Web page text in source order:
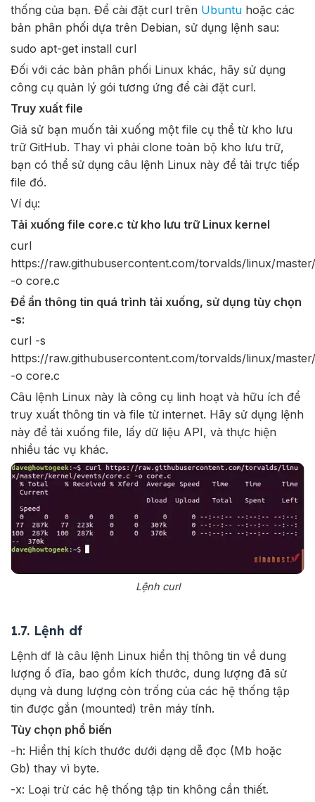
thống của bạn. Để cài đặt curl trên Ubuntu hoặc các
bản phân phối dựa trên Debian, sử dụng lệnh sau:
sudo apt-get install curl
Đối với các bản phân phối Linux khác, hãy sử dụng
công cụ quản lý gói tương ứng để cài đặt curl.
Truy xuất file
Giả sử bạn muốn tải xuống một file cụ thể từ kho lưu
trữ GitHub. Thay vì phải clone toàn bộ kho lưu trữ,
bạn có thể sử dụng câu lệnh Linux này để tải trực tiếp
file đó.
Ví dụ:
Tải xuống file core.c từ kho lưu trữ Linux kernel
curl
https://raw.githubusercontent.com/torvalds/linux/
-o core.c
Để ẩn thông tin quá trình tải xuống, sử dụng tùy chọn
-s:
curl -s
https://raw.githubusercontent.com/torvalds/linux/
-o core.c
Câu lệnh Linux này là công cụ linh hoạt và hữu ích để
truy xuất thông tin và file từ internet. Hãy sử dụng lệnh
này để tải xuống file, lấy dữ liệu API, và thực hiện
nhiều tác vụ khác.
Lệnh curl
1.7. Lệnh df
Lệnh df là câu lệnh Linux hiển thị thông tin về dung
lượng ổ đĩa, bao gồm kích thước, dung lượng đã sử
dụng và dung lượng còn trống của các hệ thống tập
tin được gắn (mounted) trên máy tính.
Tùy chọn phổ biến
-h: Hiển thị kích thước dưới dạng dễ đọc (Mb hoặc
Gb) thay vì byte.
-x: Loại trừ các hệ thống tập tin không cần thiết.